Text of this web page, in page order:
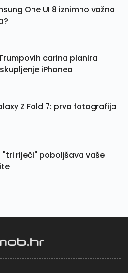
One UI 8 iznimno važna
carina planira
iPhonea
Z Fold 7: prva fotografija
"tri riječi" poboljšava vaše